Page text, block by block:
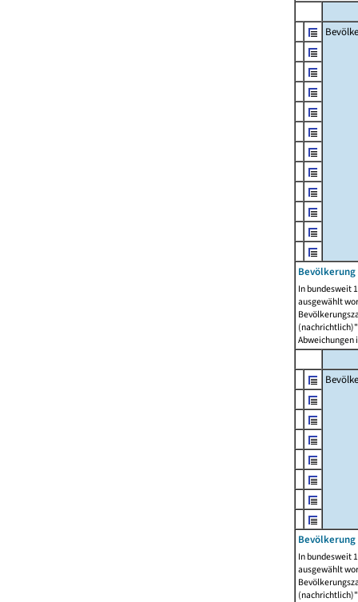
In bundesweit
ausgewählt
Abweichungen
In bundesweit
ausgewählt